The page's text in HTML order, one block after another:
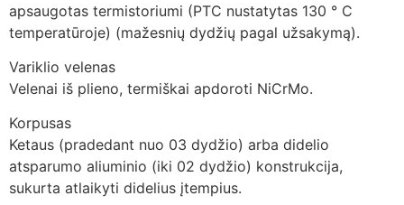
apsaugotas termistoriumi (PTC nustatytas 130 ° C
temperatūroje) (mažesnių dydžių pagal užsakymą).
Variklio velenas
Velenai iš plieno, termiškai apdoroti NiCrMo.
Korpusas
Ketaus (pradedant nuo 03 dydžio) arba didelio
atsparumo aliuminio (iki 02 dydžio) konstrukcija,
sukurta atlaikyti didelius įtempius.